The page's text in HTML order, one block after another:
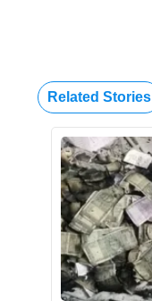
Related Stories